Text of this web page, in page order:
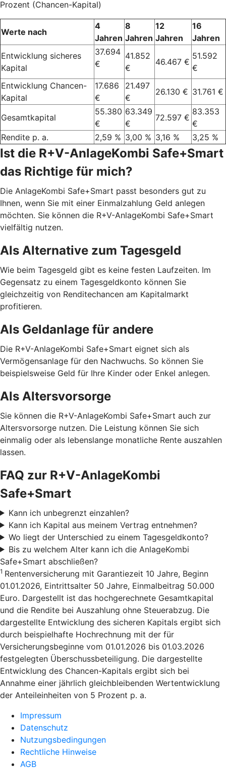
Prozent (Chancen-Kapital)
Werte nach
4
Jahren
8
Jahren
12
Jahren
16
Jahren
Entwicklung sicheres
Kapital
37.694
€
41.852
€
46.467 €
51.592
€
Entwicklung Chancen-
Kapital
17.686
€
21.497
€
26.130 € 31.761 €
Gesamtkapital
55.380
€
63.349
€
72.597 €
83.353
€
Rendite p. a.
2,59 % 3,00 % 3,16 % 3,25 %
Ist die R+V-AnlageKombi Safe+Smart
das Richtige für mich?
Die AnlageKombi Safe+Smart passt besonders gut zu
Ihnen, wenn Sie mit einer Einmalzahlung Geld anlegen
möchten. Sie können die R+V-AnlageKombi Safe+Smart
vielfältig nutzen.
Als Alternative zum Tagesgeld
Wie beim Tagesgeld gibt es keine festen Laufzeiten. Im
Gegensatz zu einem Tagesgeldkonto können Sie
gleichzeitig von Renditechancen am Kapitalmarkt
profitieren.
Als Geldanlage für andere
Die R+V-AnlageKombi Safe+Smart eignet sich als
Vermögensanlage für den Nachwuchs. So können Sie
beispielsweise Geld für Ihre Kinder oder Enkel anlegen.
Als Altersvorsorge
Sie können die R+V-AnlageKombi Safe+Smart auch zur
Altersvorsorge nutzen. Die Leistung können Sie sich
einmalig oder als lebenslange monatliche Rente auszahlen
lassen.
FAQ zur R+V-AnlageKombi
Safe+Smart
Kann ich unbegrenzt einzahlen?
Kann ich Kapital aus meinem Vertrag entnehmen?
Wo liegt der Unterschied zu einem Tagesgeldkonto?
Bis zu welchem Alter kann ich die AnlageKombi
Safe+Smart abschließen?
1 Rentenversicherung mit Garantiezeit 10 Jahre, Beginn
01.01.2026, Eintrittsalter 50 Jahre, Einmalbeitrag 50.000
Euro. Dargestellt ist das hochgerechnete Gesamtkapital
und die Rendite bei Auszahlung ohne Steuerabzug. Die
dargestellte Entwicklung des sicheren Kapitals ergibt sich
durch beispielhafte Hochrechnung mit der für
Versicherungsbeginne vom 01.01.2026 bis 01.03.2026
festgelegten Überschussbeteiligung. Die dargestellte
Entwicklung des Chancen-Kapitals ergibt sich bei
Annahme einer jährlich gleichbleibenden Wertentwicklung
der Anteileinheiten von 5 Prozent p. a.
Impressum
Datenschutz
Nutzungsbedingungen
Rechtliche Hinweise
AGB